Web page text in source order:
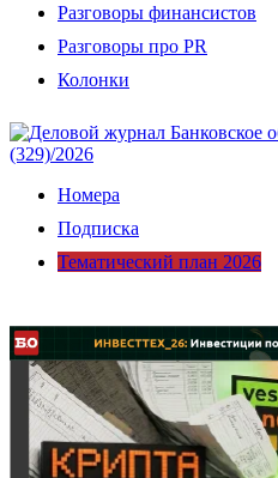
Разговоры финансистов
Разговоры про PR
Колонки
Номера
Подписка
Тематический план 2026